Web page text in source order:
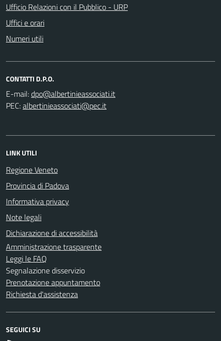
Ufficio Relazioni con il Pubblico - URP
Uffici e orari
Numeri utili
CONTATTI D.P.O.
E-mail:
PEC:
LINK UTILI
Regione Veneto
Provincia di Padova
Informativa privacy
Note legali
Dichiarazione di accessibilità
Amministrazione trasparente
Leggi le FAQ
Segnalazione disservizio
Prenotazione appuntamento
Richiesta d'assistenza
SEGUICI SU